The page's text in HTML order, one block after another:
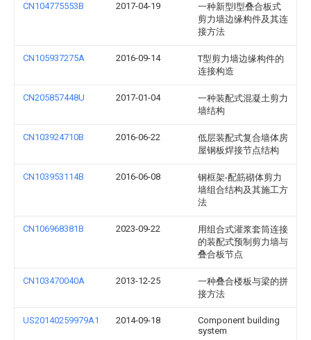
CN104775553B 2017-04-19
一种新型l型叠合板式
剪力墙边缘构件及其连
接方法
CN105937275A 2016-09-14
T型剪力墙边缘构件的
连接构造
CN205857448U 2017-01-04
一种装配式混凝土剪力
墙结构
CN103924710B 2016-06-22
低层装配式复合墙体房
屋钢板焊接节点结构
CN103953114B 2016-06-08
钢框架-配筋砌体剪力
墙组合结构及其施工方
法
CN106968381B 2023-09-22
用组合式灌浆套筒连接
的装配式预制剪力墙与
叠合板节点
CN103470040A 2013-12-25
一种叠合楼板与梁的拼
接方法
US20140259979A1 2014-09-18
Component building
system